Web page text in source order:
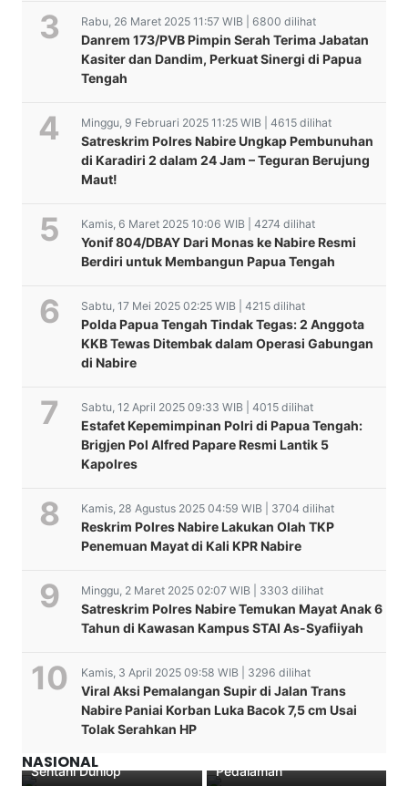
Rabu, 26 Maret 2025 11:57 WIB | 6800 dilihat
Danrem 173/PVB Pimpin Serah Terima Jabatan
Kasiter dan Dandim, Perkuat Sinergi di Papua
Tengah
Minggu, 9 Februari 2025 11:25 WIB | 4615 dilihat
Satreskrim Polres Nabire Ungkap Pembunuhan
di Karadiri 2 dalam 24 Jam – Teguran Berujung
Maut!
Kamis, 6 Maret 2025 10:06 WIB | 4274 dilihat
Yonif 804/DBAY Dari Monas ke Nabire Resmi
Berdiri untuk Membangun Papua Tengah
Sabtu, 17 Mei 2025 02:25 WIB | 4215 dilihat
Polda Papua Tengah Tindak Tegas: 2 Anggota
KKB Tewas Ditembak dalam Operasi Gabungan
di Nabire
Sabtu, 12 April 2025 09:33 WIB | 4015 dilihat
Estafet Kepemimpinan Polri di Papua Tengah:
Brigjen Pol Alfred Papare Resmi Lantik 5
Kapolres
Kamis, 28 Agustus 2025 04:59 WIB | 3704 dilihat
Reskrim Polres Nabire Lakukan Olah TKP
Penemuan Mayat di Kali KPR Nabire
Minggu, 2 Maret 2025 02:07 WIB | 3303 dilihat
Satreskrim Polres Nabire Temukan Mayat Anak 6
Tahun di Kawasan Kampus STAI As-Syafiiyah
Kamis, 3 April 2025 09:58 WIB | 3296 dilihat
Viral Aksi Pemalangan Supir di Jalan Trans
Nabire Paniai Korban Luka Bacok 7,5 cm Usai
Tolak Serahkan HP
NASIONAL
Silaturahmi WAKAPOLDA
PAPUA dengan Seluruh
JEMAAT GEREJA GBI
Sentani Dunlop
John Gobai Soroti
Penerangan Dermaga
Napan Weinami,Dorong
Pedalaman
Meki Nawipa Salurkan
Hewan Kurban, Pererat
Kebersamaan Umat di
Jemaat Anugrah Wadio